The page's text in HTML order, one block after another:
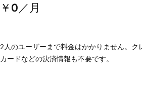
￥0／月
2人のユーザーまで料金はかかりません。ク
カードなどの決済情報も不要です。